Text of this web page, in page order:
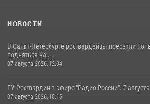
НОВОСТИ
В Санкт-Петербурге росгвардейцы пресекли
подняться на ...
07 августа 2026, 12:04
ГУ Росгвардии в эфире "Радио России". 7 августа
07 августа 2026, 10:15